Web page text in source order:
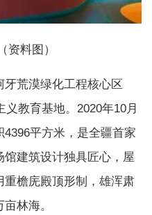
资料图）
荒漠绿化工程核心区
教育基地。2020年10月
平方米，是全疆首家
建筑设计独具匠心，屋
檐庑殿顶形制，雄浑肃
林海。